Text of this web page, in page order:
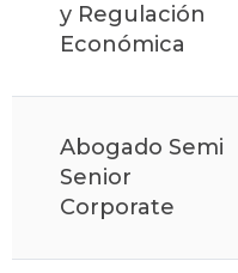
y Regulación
Económica
Abogado Semi
Senior
Corporate